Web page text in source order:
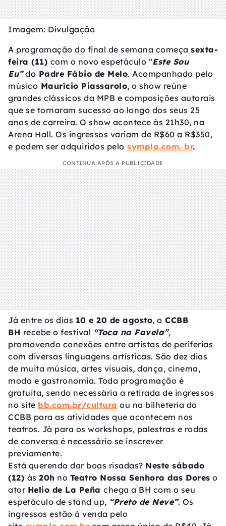
Imagem: Divulgação
A programação do final de semana começa sexta-
feira (11) com o novo espetáculo “Este Sou
Eu”do Padre Fábio de Melo. Acompanhado pelo
músico Maurício Piassarolo, o show reúne
grandes clássicos da MPB e composições autorais
que se tornaram sucesso ao longo dos seus 25
anos de carreira. O show acontece às 21h30, na
Arena Hall. Os ingressos variam de R$60 a R$350,
e podem ser adquiridos pelo sympla.com. br.
CONTINUA APÓS A PUBLICIDADE
Já entre os dias 10 e 20 de agosto, o CCBB
BH recebe o festival “Toca na Favela”,
promovendo conexões entre artistas de periferias
com diversas linguagens artísticas. São dez dias
de muita música, artes visuais, dança, cinema,
moda e gastronomia. Toda programação é
gratuita, sendo necessária a retirada de ingressos
no site bb.com.br/cultura ou na bilheteria do
CCBB para as atividades que acontecem nos
teatros. Já para os workshops, palestras e rodas
de conversa é necessário se inscrever
previamente.
Está querendo dar boas risadas? Neste sábado
(12) às 20h no Teatro Nossa Senhora das Dores o
ator Helio de La Peña chega a BH com o seu
espetáculo de stand up, “Preto de Neve”. Os
ingressos estão à venda pelo